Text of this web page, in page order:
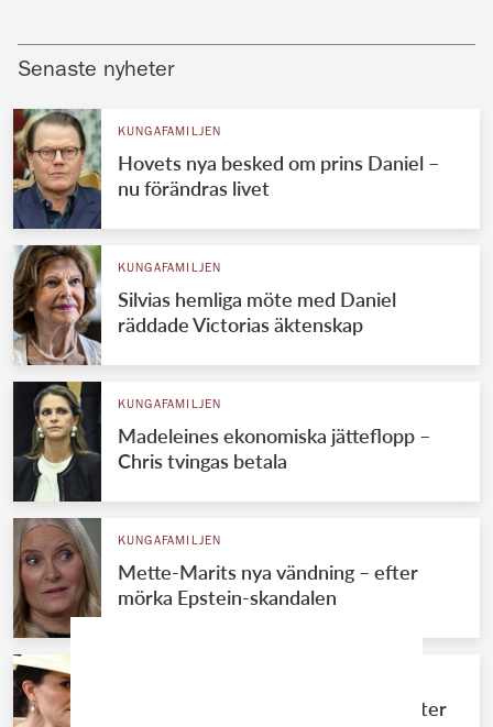
Senaste nyheter
KUNGAFAMILJEN
Hovets nya besked om prins Daniel –
nu förändras livet
KUNGAFAMILJEN
Silvias hemliga möte med Daniel
räddade Victorias äktenskap
KUNGAFAMILJEN
Madeleines ekonomiska jätteflopp –
Chris tvingas betala
KUNGAFAMILJEN
Mette-Marits nya vändning – efter
mörka Epstein-skandalen
Stora förändringen för Victoria – efter